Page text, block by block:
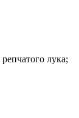
лука;